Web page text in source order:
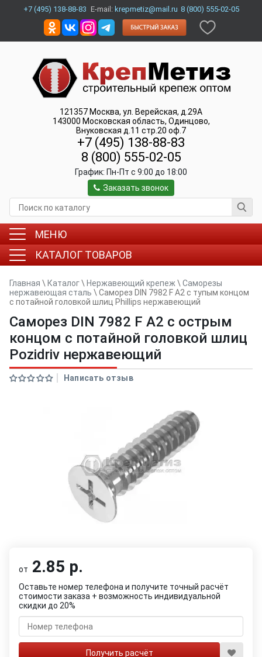
+7 (495) 138-88-83 E-mail: krepmetiz@mail.ru 8 (800) 555-02-05
121357 Москва, ул. Верейская, д.29А
143000 Московская область, Одинцово,
Внуковская д.11 стр.20 оф.7
+7 (495) 138-88-83
8 (800) 555-02-05
График: Пн-Пт c 9:00 до 18:00
Заказать звонок
МЕНЮ
КАТАЛОГ ТОВАРОВ
Главная \ Каталог\ Нержавеющий крепеж \ Саморезы
нержавеющая сталь \ Саморез DIN 7982 F A2 с тупым концом
с потайной головкой шлиц Phillips нержавеющий
Саморез DIN 7982 F A2 с острым
концом с потайной головкой шлиц
Pozidriv нержавеющий
Написать отзыв
от 2.85 р.
Оставьте номер телефона и получите точный расчёт
стоимости заказа + возможность индивидуальной
скидки до 20%